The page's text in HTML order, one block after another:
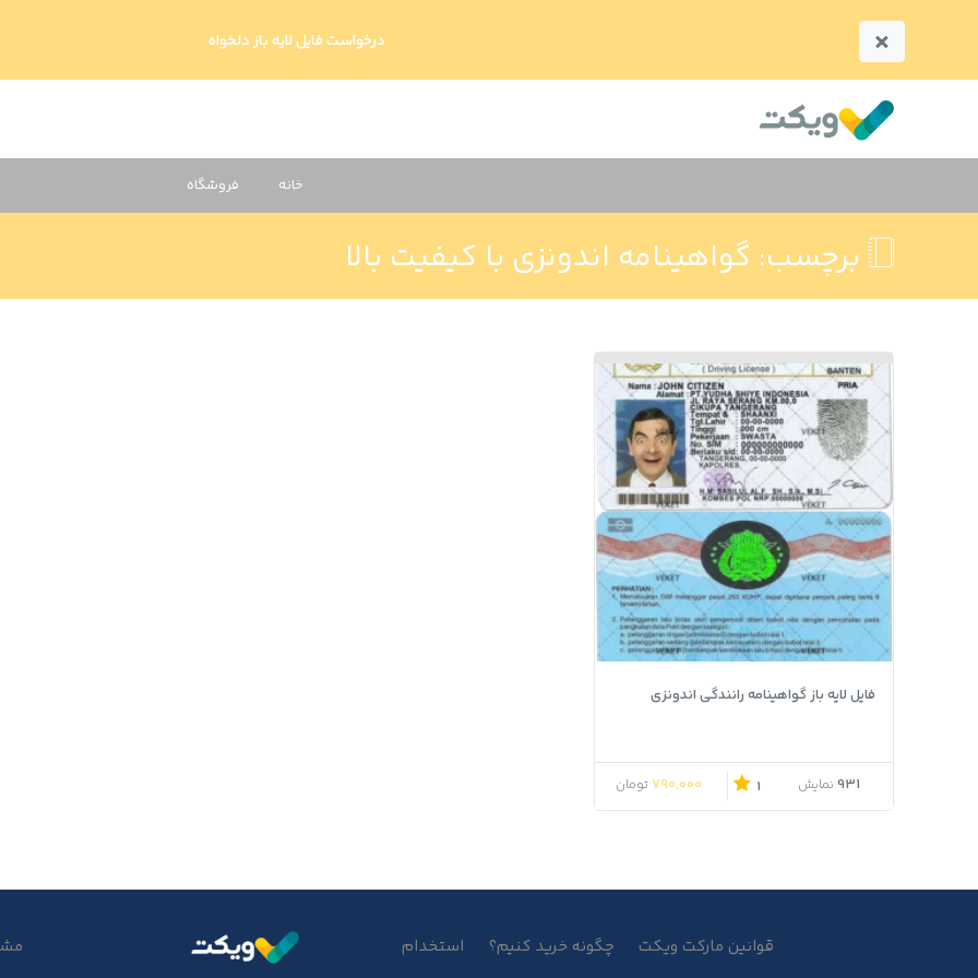
× درخواست فایل لایه باز دلخواه
خانه فروشگاه
برچسب: گواهینامه اندونزی با کیفیت بالا
فایل لایه باز گواهینامه رانندگی اندونزی
931 نمایش 1
790,000 تومان
قوانین مارکت ویکت چگونه خرید کنیم؟ استخدام